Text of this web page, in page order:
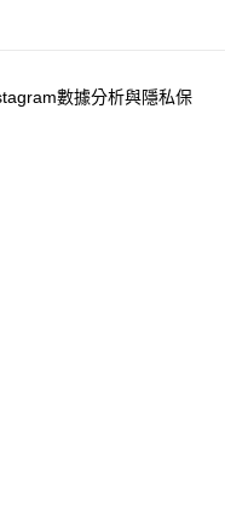
數據分析與隱私保